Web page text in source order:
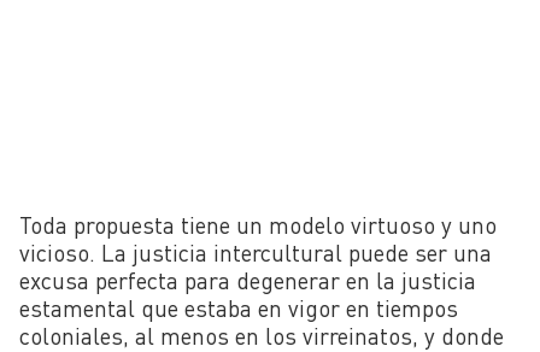
Toda propuesta tiene un modelo virtuoso y uno
vicioso. La justicia intercultural puede ser una
excusa perfecta para degenerar en la justicia
estamental que estaba en vigor en tiempos
coloniales, al menos en los virreinatos, y donde